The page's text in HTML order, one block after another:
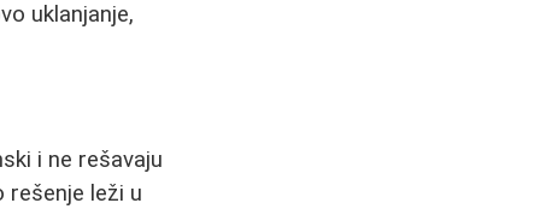
uklanjanje,
i ne rešavaju
rešenje leži u